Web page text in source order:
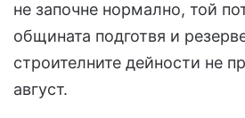
не започне нормално, той
общината подготвя и
строителните дейности не
август.